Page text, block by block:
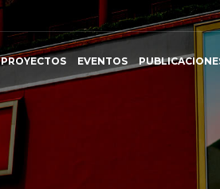
PROYECTOS EVENTOS